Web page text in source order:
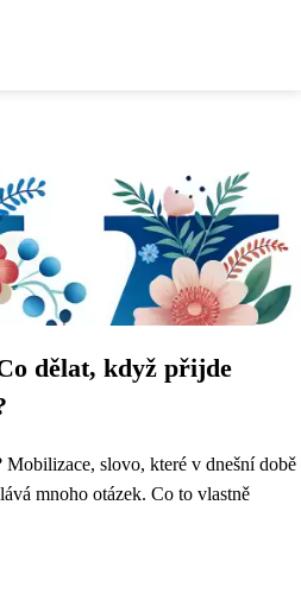
dělat, když přijde
Mobilizace, slovo, které v dnešní době
mnoho otázek. Co to vlastně